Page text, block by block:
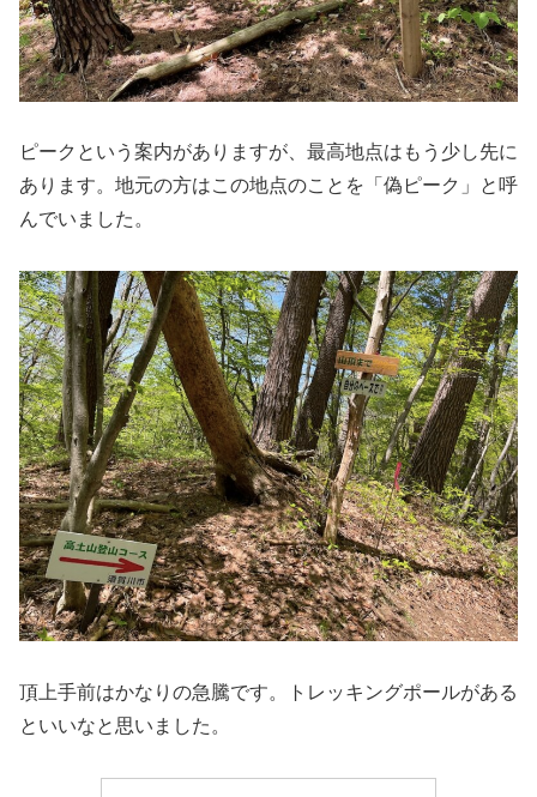
ピークという案内がありますが、最高地点はもう少し先に
あります。地元の方はこの地点のことを「偽ピーク」と呼
んでいました。
頂上手前はかなりの急騰です。トレッキングポールがある
といいなと思いました。